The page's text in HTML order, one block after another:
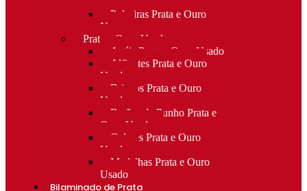
Pulseiras Prata e Ouro
Novo
Prata e Ouro Usado
Anéis Prata e Ouro Usado
Alfinetes Prata e Ouro
Usado
Brincos Prata e Ouro
Usado
Botões de Punho Prata e
Ouro Usado
Colares Prata e Ouro
Usado
Medalhas Prata e Ouro
Usado
Bilaminado de Prata